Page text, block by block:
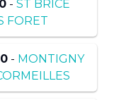
- ST BRICE
FORET
- MONTIGNY